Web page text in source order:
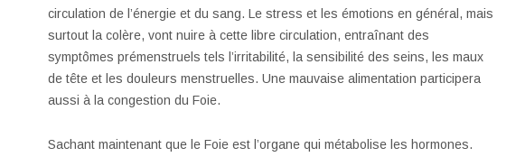
circulation de l’énergie et du sang. Le stress et les émotions en général, mais
surtout la colère, vont nuire à cette libre circulation, entraînant des
symptômes prémenstruels tels l’irritabilité, la sensibilité des seins, les maux
de tête et les douleurs menstruelles. Une mauvaise alimentation participera
aussi à la congestion du Foie.
Sachant maintenant que le Foie est l’organe qui métabolise les hormones.